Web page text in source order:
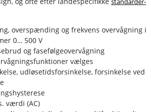
overspænding og frekvens overvågning i
0… 500 V
og fasefølgeovervågning
vælges
udløsetidsforsinkelse, forsinkelse ved
værdi (AC)